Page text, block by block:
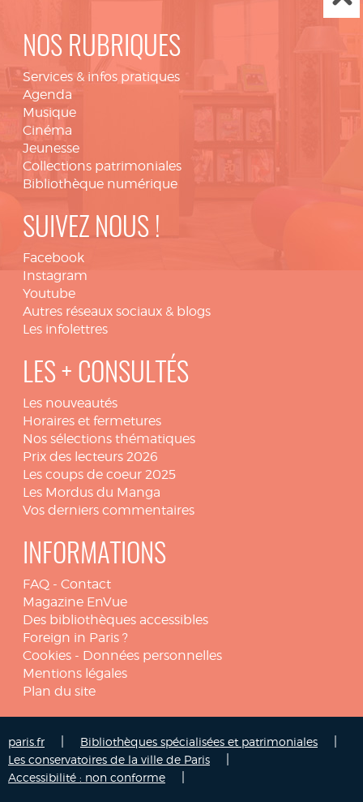
NOS RUBRIQUES
Services & infos pratiques
Agenda
Musique
Cinéma
Jeunesse
Collections patrimoniales
Bibliothèque numérique
SUIVEZ NOUS !
Facebook
Instagram
Youtube
Autres réseaux sociaux & blogs
Les infolettres
LES + CONSULTÉS
Les nouveautés
Horaires et fermetures
Nos sélections thématiques
Prix des lecteurs 2026
Les coups de coeur 2025
Les Mordus du Manga
Vos derniers commentaires
INFORMATIONS
FAQ - Contact
Magazine EnVue
Des bibliothèques accessibles
Foreign in Paris ?
Cookies - Données personnelles
Mentions légales
Plan du site
paris.fr Bibliothèques spécialisées et patrimoniales
Les conservatoires de la ville de Paris
Accessibilité : non conforme